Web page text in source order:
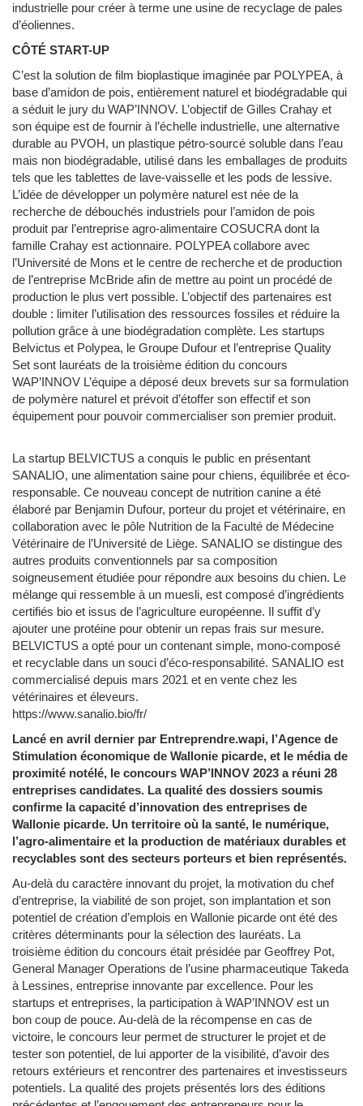
industrielle pour créer à terme une usine de recyclage de pales
d’éoliennes.
CÔTÉ START-UP
C’est la solution de film bioplastique imaginée par POLYPEA, à
base d’amidon de pois, entièrement naturel et biodégradable qui
a séduit le jury du WAP’INNOV. L’objectif de Gilles Crahay et
son équipe est de fournir à l’échelle industrielle, une alternative
durable au PVOH, un plastique pétro-sourcé soluble dans l’eau
mais non biodégradable, utilisé dans les emballages de produits
tels que les tablettes de lave-vaisselle et les pods de lessive.
L’idée de développer un polymère naturel est née de la
recherche de débouchés industriels pour l’amidon de pois
produit par l’entreprise agro-alimentaire COSUCRA dont la
famille Crahay est actionnaire. POLYPEA collabore avec
l’Université de Mons et le centre de recherche et de production
de l’entreprise McBride afin de mettre au point un procédé de
production le plus vert possible. L’objectif des partenaires est
double : limiter l’utilisation des ressources fossiles et réduire la
pollution grâce à une biodégradation complète. Les startups
Belvictus et Polypea, le Groupe Dufour et l’entreprise Quality
Set sont lauréats de la troisième édition du concours
WAP’INNOV L’équipe a déposé deux brevets sur sa formulation
de polymère naturel et prévoit d’étoffer son effectif et son
équipement pour pouvoir commercialiser son premier produit.
La startup BELVICTUS a conquis le public en présentant
SANALIO, une alimentation saine pour chiens, équilibrée et éco-
responsable. Ce nouveau concept de nutrition canine a été
élaboré par Benjamin Dufour, porteur du projet et vétérinaire, en
collaboration avec le pôle Nutrition de la Faculté de Médecine
Vétérinaire de l’Université de Liège. SANALIO se distingue des
autres produits conventionnels par sa composition
soigneusement étudiée pour répondre aux besoins du chien. Le
mélange qui ressemble à un muesli, est composé d’ingrédients
certifiés bio et issus de l’agriculture européenne. Il suffit d’y
ajouter une protéine pour obtenir un repas frais sur mesure.
BELVICTUS a opté pour un contenant simple, mono-composé
et recyclable dans un souci d’éco-responsabilité. SANALIO est
commercialisé depuis mars 2021 et en vente chez les
vétérinaires et éleveurs.
https://www.sanalio.bio/fr/
Lancé en avril dernier par Entreprendre.wapi, l’Agence de
Stimulation économique de Wallonie picarde, et le média de
proximité notélé, le concours WAP’INNOV 2023 a réuni 28
entreprises candidates. La qualité des dossiers soumis
confirme la capacité d’innovation des entreprises de
Wallonie picarde. Un territoire où la santé, le numérique,
l’agro-alimentaire et la production de matériaux durables et
recyclables sont des secteurs porteurs et bien représentés.
Au-delà du caractère innovant du projet, la motivation du chef
d’entreprise, la viabilité de son projet, son implantation et son
potentiel de création d’emplois en Wallonie picarde ont été des
critères déterminants pour la sélection des lauréats. La
troisième édition du concours était présidée par Geoffrey Pot,
General Manager Operations de l’usine pharmaceutique Takeda
à Lessines, entreprise innovante par excellence. Pour les
startups et entreprises, la participation à WAP’INNOV est un
bon coup de pouce. Au-delà de la récompense en cas de
victoire, le concours leur permet de structurer le projet et de
tester son potentiel, de lui apporter de la visibilité, d’avoir des
retours extérieurs et rencontrer des partenaires et investisseurs
potentiels. La qualité des projets présentés lors des éditions